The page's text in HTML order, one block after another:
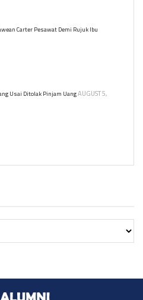
Carter Pesawat Demi Rujuk Ibu
Usai Ditolak Pinjam UangAUGUST 5,